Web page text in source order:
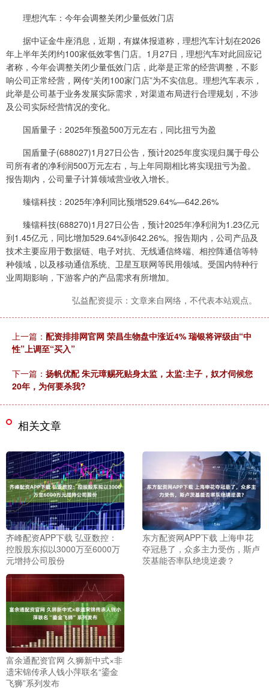
理想汽车：今年会调整关闭少量低效门店
据中证金牛座消息，近期，有媒体报道称，理想汽车计划在2026
年上半年关闭约100家低效零售门店。1月27日，理想汽车对此回应记
者称，今年会调整关闭少量低效门店，此举是正常的经营调整，不影
响公司正常经营，网传“关闭100家门店”为不实信息。理想汽车表示，
此举是公司基于业务发展实际需求，对渠道布局进行合理规划，不涉
及公司实际经营情况的变化。
国盾量子：2025年预盈500万元左右，同比扭亏为盈
国盾量子(688027)1月27日公告，预计2025年度实现归属于母公
司所有者的净利润500万元左右，与上年同期相比将实现扭亏为盈。
报告期内，公司量子计算领域营业收入增长。
臻镭科技：2025年净利同比预增529.64%—642.26%
臻镭科技(688270)1月27日公告，预计2025年净利润为1.23亿元
到1.45亿元，同比增加529.64%到642.26%。报告期内，公司产品及
技术主要应用于数据链、电子对抗、无线通信终端、相控阵通信等特
种领域，以及移动通信系统、卫星互联网等民用领域。受国内特种行
业周期影响，下游客户的产品需求有所增加。
弘益配资提示：文章来自网络，不代表本站观点。
上一篇： 配资排排网官网 荣昌生物盘中涨近4% 瑞银将评级由“中
性”上调至“买入”
下一篇： 扬帆优配 朱元璋赐死贴身太监，太监:主子，奴才伺候您
20年，为何要杀我?
相关文章
齐峰配资APP下载 弘亚数控：
控股股东拟以3000万至6000万
元增持公司股份
东方配资网APP下载 上海申花
夺冠悬了，众多主力受伤，斯卢
茨基能否率队绝境逆袭？
富余通配资官网 久狮新中式×非
遗宋锦传承人钱小萍联名“鎏金
飞狮”系列发布